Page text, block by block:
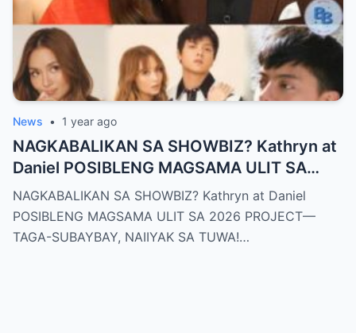
News • 1 year ago
NAGKABALIKAN SA SHOWBIZ? Kathryn at
Daniel POSIBLENG MAGSAMA ULIT SA
2026 PROJECT—TAGA-SUBAYBAY,
NAIIYAK SA TUWA!
NAGKABALIKAN SA SHOWBIZ? Kathryn at Daniel
POSIBLENG MAGSAMA ULIT SA 2026 PROJECT—
TAGA-SUBAYBAY, NAIIYAK SA TUWA!…